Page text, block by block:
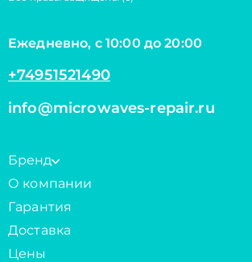
Ежедневно, с 10:00 до 20:00
+74951521490
info@microwaves-repair.ru
Бренд
О компании
Гарантия
Доставка
Цены